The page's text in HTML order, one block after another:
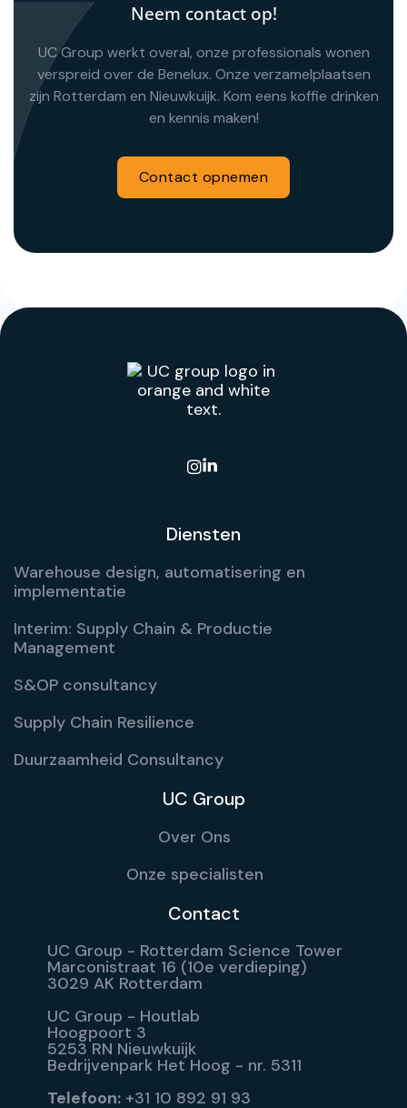
Neem contact op!
UC Group werkt overal, onze professionals wonen
verspreid over de Benelux. Onze verzamelplaatsen
zijn Rotterdam en Nieuwkuijk. Kom eens koffie drinken
en kennis maken!
Contact opnemen

Diensten
Warehouse design, automatisering en
implementatie
Interim: Supply Chain & Productie
Management
S&OP consultancy
Supply Chain Resilience
Duurzaamheid Consultancy
UC Group
Over Ons
Onze specialisten
Contact
UC Group - Rotterdam Science Tower
Marconistraat 16 (10e verdieping)
3029 AK Rotterdam
UC Group - Houtlab
Hoogpoort 3
5253 RN Nieuwkuijk
Bedrijvenpark Het Hoog - nr. 5311
Telefoon:+31 10 892 91 93